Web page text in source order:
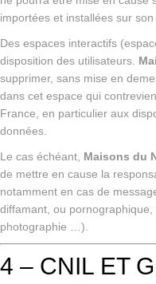
importées et installées sur son
Des espaces interactifs
disposition des utilisateurs.
supprimer, sans mise en
dans cet espace qui
France, en particulier aux
données.
Le cas échéant, Maisons du
de mettre en cause la
notamment en cas de
diffamant, ou pornographique,
photographie …).
4 – CNIL ET